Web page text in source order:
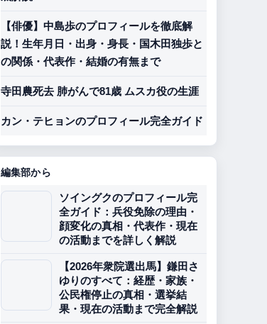
【俳優】中島歩のプロフィールを徹底解
説！生年月日・出身・身長・国木田独歩と
の関係・代表作・結婚の有無まで
寺田農死去 肺がんで81歳 ムスカ役の生涯
カン・テヒョンのプロフィール完全ガイド
編集部から
ソイングクのプロフィール完
全ガイド：兵役免除の理由・
顔変化の真相・代表作・現在
の活動までを詳しく解説
【2026年衆院選出馬】鎌田さ
ゆりのすべて：経歴・家族・
公民権停止の真相・選挙結
果・現在の活動まで完全解説